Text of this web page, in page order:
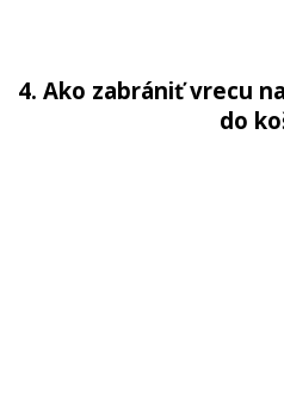
4. Ako zabrániť vrecu
do